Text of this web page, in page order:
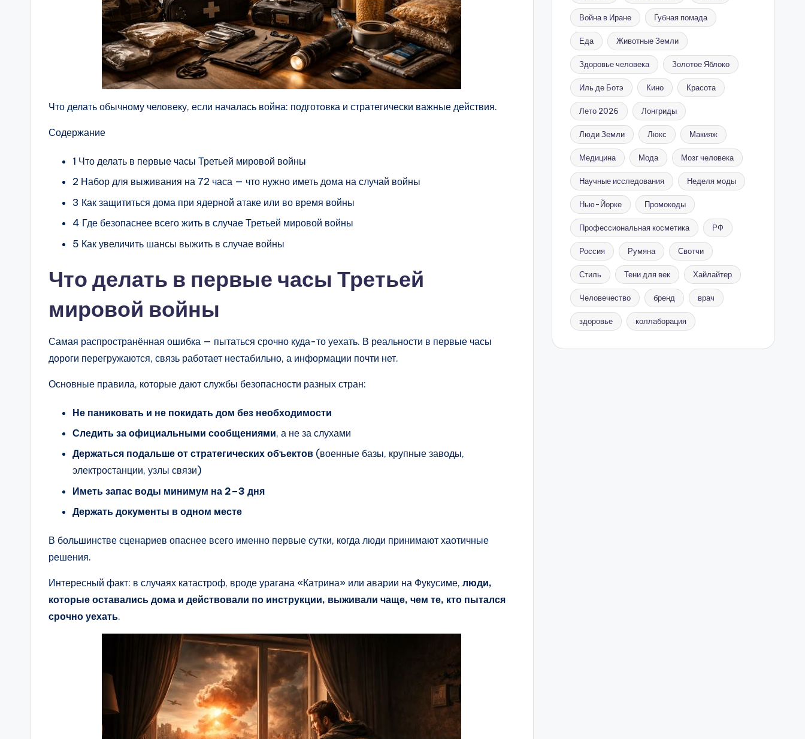
Что делать обычному человеку, если началась война: подготовка и стратегически важные действия.
Содержание
1 Что делать в первые часы Третьей мировой войны
2 Набор для выживания на 72 часа — что нужно иметь дома на случай войны
3 Как защититься дома при ядерной атаке или во время войны
4 Где безопаснее всего жить в случае Третьей мировой войны
5 Как увеличить шансы выжить в случае войны
Что делать в первые часы Третьей
мировой войны
Самая распространённая ошибка — пытаться срочно куда-то уехать. В реальности в первые часы
дороги перегружаются, связь работает нестабильно, а информации почти нет.
Основные правила, которые дают службы безопасности разных стран:
Не паниковать и не покидать дом без необходимости
Следить за официальными сообщениями, а не за слухами
Держаться подальше от стратегических объектов (военные базы, крупные заводы,
электростанции, узлы связи)
Иметь запас воды минимум на 2–3 дня
Держать документы в одном месте
В большинстве сценариев опаснее всего именно первые сутки, когда люди принимают хаотичные
решения.
Интересный факт: в случаях катастроф, вроде урагана «Катрина» или аварии на Фукусиме, люди,
которые оставались дома и действовали по инструкции, выживали чаще, чем те, кто пытался
срочно уехать.
Война в Иране Губная помада
Еда Животные Земли
Здоровье человека Золотое Яблоко
Иль де Ботэ Кино Красота
Лето 2026 Лонгриды
Люди Земли Люкс Макияж
Медицина Мода Мозг человека
Научные исследования Неделя моды
Нью-Йорке Промокоды
Профессиональная косметика РФ
Россия Румяна Свотчи
Стиль Тени для век Хайлайтер
Человечество бренд врач
здоровье коллаборация